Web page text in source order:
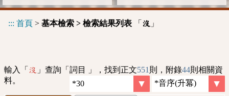
::: 首頁 > 基本檢索 > 檢索結果列表 「 沒 」
輸入「 沒 」查詢「詞目 」，找到正文551 則，附錄44則相關資
料。